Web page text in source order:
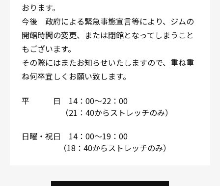
おります。
今後 政府による緊急事態宣言等により、ジムの
開館時間の変更、または閉館となってしまうこと
もございます。
その際にはまたお知らせいたしますので、重ね重
ね何卒宜しくお願い致します。
平 日 14：00～22：00
（21：40からストレッチのみ）
日曜・祝日 14：00～19：00
（18：40からストレッチのみ）